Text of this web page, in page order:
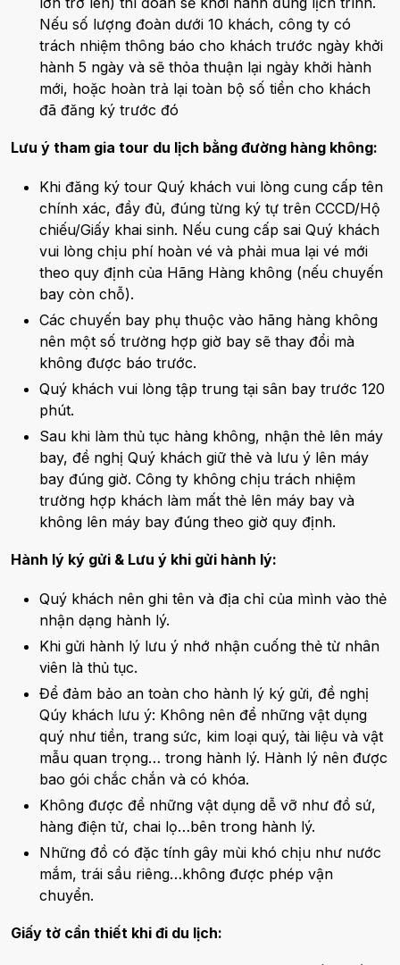
Nếu số lượng đoàn dưới 10 khách, công ty có
trách nhiệm thông báo cho khách trước ngày khởi
hành 5 ngày và sẽ thỏa thuận lại ngày khởi hành
mới, hoặc hoàn trả lại toàn bộ số tiền cho khách
đã đăng ký trước đó
Lưu ý tham gia tour du lịch bằng đường hàng không:
Khi đăng ký tour Quý khách vui lòng cung cấp tên
chính xác, đầy đủ, đúng từng ký tự trên CCCD/Hộ
chiếu/Giấy khai sinh. Nếu cung cấp sai Quý khách
vui lòng chịu phí hoàn vé và phải mua lại vé mới
theo quy định của Hãng Hàng không (nếu chuyến
bay còn chỗ).
Các chuyến bay phụ thuộc vào hãng hàng không
nên một số trường hợp giờ bay sẽ thay đổi mà
không được báo trước.
Quý khách vui lòng tập trung tại sân bay trước 120
phút.
Sau khi làm thủ tục hàng không, nhận thẻ lên máy
bay, đề nghị Quý khách giữ thẻ và lưu ý lên máy
bay đúng giờ. Công ty không chịu trách nhiệm
trường hợp khách làm mất thẻ lên máy bay và
không lên máy bay đúng theo giờ quy định.
Hành lý ký gửi & Lưu ý khi gửi hành lý:
Quý khách nên ghi tên và địa chỉ của mình vào thẻ
nhận dạng hành lý.
Khi gửi hành lý lưu ý nhớ nhận cuống thẻ từ nhân
viên là thủ tục.
Để đảm bảo an toàn cho hành lý ký gửi, đề nghị
Qúy khách lưu ý: Không nên để những vật dụng
quý như tiền, trang sức, kim loại quý, tài liệu và vật
mẫu quan trọng… trong hành lý. Hành lý nên được
bao gói chắc chắn và có khóa.
Không được để những vật dụng dễ vỡ như đồ sứ,
hàng điện tử, chai lọ…bên trong hành lý.
Những đồ có đặc tính gây mùi khó chịu như nước
mắm, trái sầu riêng…không được phép vận
chuyển.
Giấy tờ cần thiết khi đi du lịch: